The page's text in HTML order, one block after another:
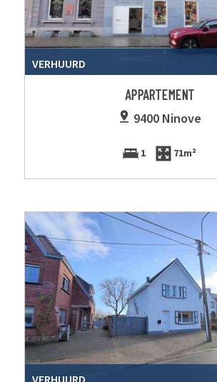
VERHUURD
APPARTEMENT
9400 Ninove
1 71m²
VERHUURD